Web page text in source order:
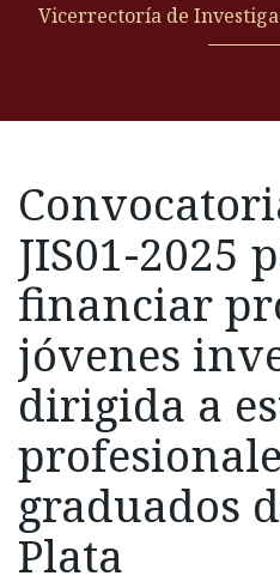
Vicerrectoría de
JIS01-2025
financiar
jóvenes
dirigida a
graduados
Plata